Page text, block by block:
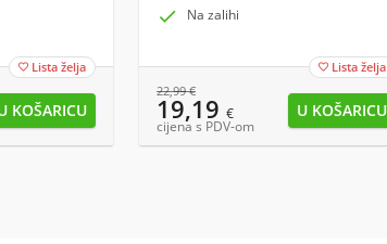
 Lista želja
 Na zalihi
 Lista želja
22,99€
19,19 €
cijena s PDV-om